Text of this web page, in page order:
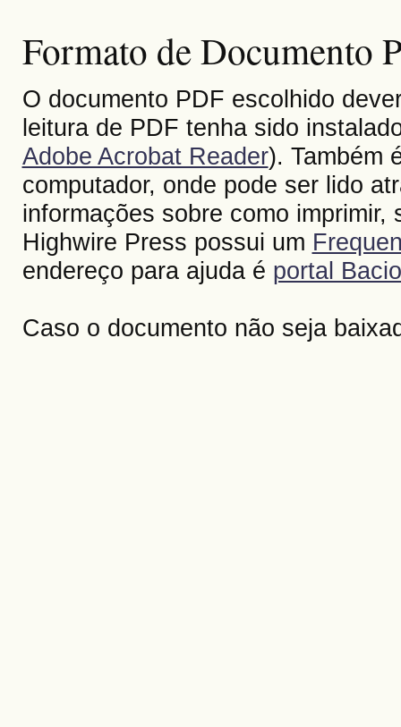
Formato de Documento
O documento PDF escolhido
leitura de PDF tenha sido
Adobe Acrobat Reader). Também
computador, onde pode ser lido
informações sobre como
Highwire Press possui um
endereço para ajuda é portal
Caso o documento não seja